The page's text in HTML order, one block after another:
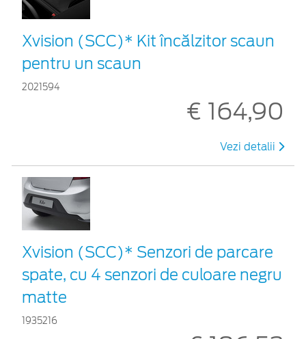
Xvision (SCC)* Kit încălzitor scaun
pentru un scaun
2021594
€ 164,90
Vezi detalii
Xvision (SCC)* Senzori de parcare
spate, cu 4 senzori de culoare negru
matte
1935216